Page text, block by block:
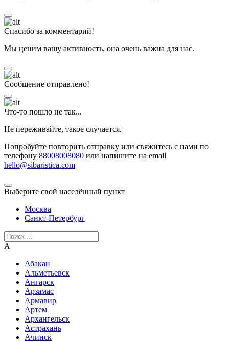
Спасибо за комментарий!
Мы ценим вашу активность, она очень важна для нас.
Сообщение отправлено!
Что-то пошло не так...
Не переживайте, такое случается.
Попробуйте повторить отправку или свяжитесь с нами по
телефону 88008008080 или напишите на email
hello@sibaristica.com
Выберите свой населённый пункт
Москва
Санкт-Петербург
А
Абакан
Альметьевск
Ангарск
Арзамас
Армавир
Артем
Архангельск
Астрахань
Ачинск